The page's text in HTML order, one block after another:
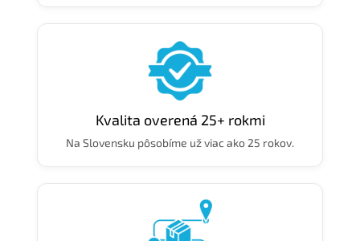
Kvalita overená 25+ rokmi
Na Slovensku pôsobíme už viac ako 25 rokov.